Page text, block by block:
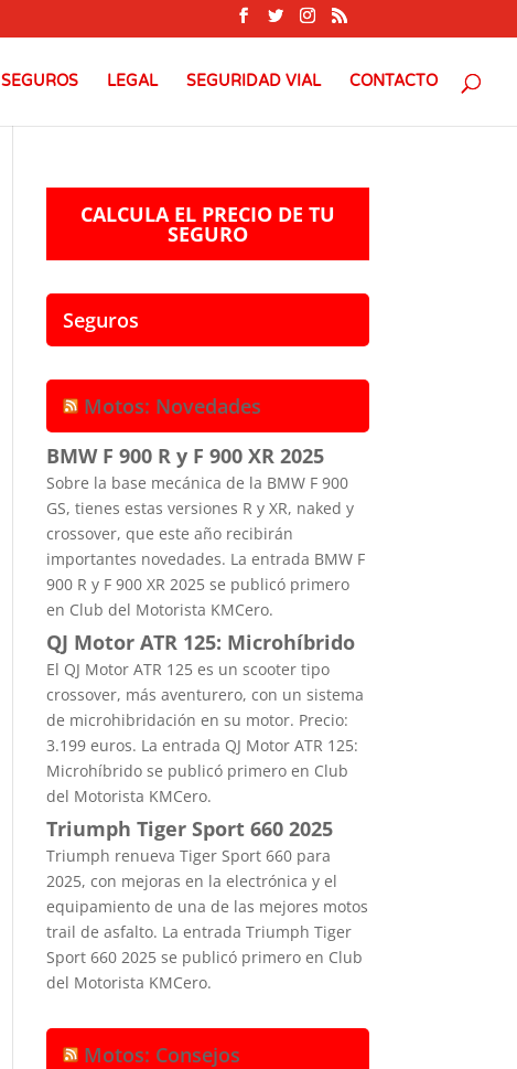
SEGUROS LEGAL SEGURIDAD VIAL CONTACTO
CALCULA EL PRECIO DE TU
SEGURO
Seguros
Motos: Novedades
BMW F 900 R y F 900 XR 2025
Sobre la base mecánica de la BMW F 900
GS, tienes estas versiones R y XR, naked y
crossover, que este año recibirán
importantes novedades. La entrada BMW F
900 R y F 900 XR 2025 se publicó primero
en Club del Motorista KMCero.
QJ Motor ATR 125: Microhíbrido
El QJ Motor ATR 125 es un scooter tipo
crossover, más aventurero, con un sistema
de microhibridación en su motor. Precio:
3.199 euros. La entrada QJ Motor ATR 125:
Microhíbrido se publicó primero en Club
del Motorista KMCero.
Triumph Tiger Sport 660 2025
Triumph renueva Tiger Sport 660 para
2025, con mejoras en la electrónica y el
equipamiento de una de las mejores motos
trail de asfalto. La entrada Triumph Tiger
Sport 660 2025 se publicó primero en Club
del Motorista KMCero.
Motos: Consejos